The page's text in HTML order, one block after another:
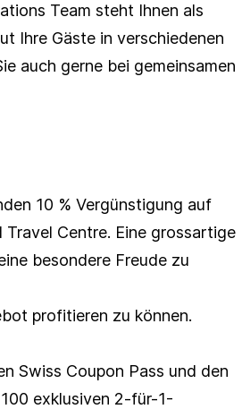
Team steht Ihnen als
Ihre Gäste in verschiedenen
auch gerne bei gemeinsamen
10 % Vergünstigung auf
Centre. Eine grossartige
besondere Freude zu
profitieren zu können.
Swiss Coupon Pass
exklusiven 2-für-1-